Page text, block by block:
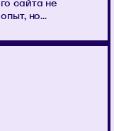
сайта не
но...